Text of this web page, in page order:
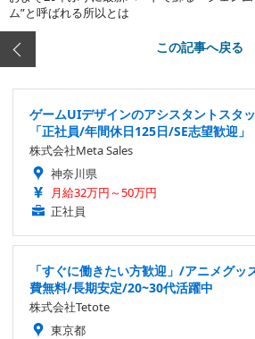
ム”と呼ばれる所以とは
この記事へ戻る
ゲームUIデザインのアシスタントスタ
「正社員/年間休日125日/SE志望歓迎
株式会社Meta Sales
神奈川県
月給32万円～50万円
正社員
「すぐに働きたい方歓迎」/アニメグ
費無料/長期安定/20~30代活躍中
株式会社Tetote
東京都